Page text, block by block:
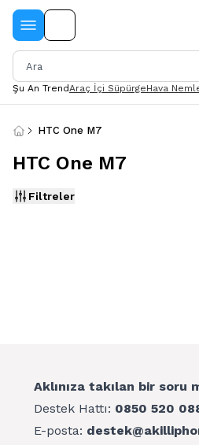
Şu An TrendAraç İçi SüpürgeHava
HTC One M7
HTC One M7
Filtreler
Aklınıza takılan bir soru
Destek Hattı: 0850 520
E-posta: